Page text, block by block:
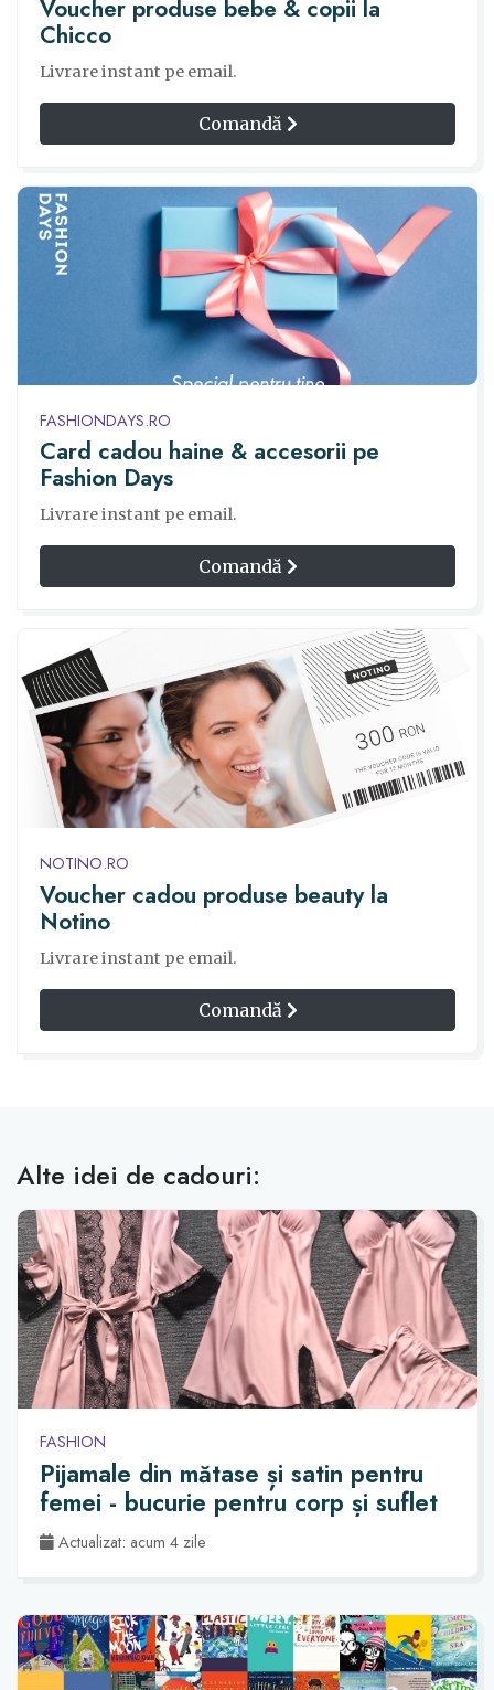
Voucher produse bebe & copii la
Chicco
Livrare instant pe email.
Comandă
FASHIONDAYS.RO
Card cadou haine & accesorii pe
Fashion Days
Livrare instant pe email.
Comandă
NOTINO.RO
Voucher cadou produse beauty la
Notino
Livrare instant pe email.
Comandă
Alte idei de cadouri:
FASHION
Pijamale din mătase și satin pentru
femei - bucurie pentru corp și suflet
Actualizat: acum 4 zile